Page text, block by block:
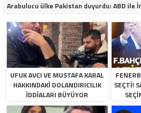
Arabulucu ülke Pakistan duyurdu: ABD ile
UFUK AVCI VE MUSTAFA KARAL
HAKKINDAKI DOLANDIRICILIK
İDDIALARI BÜYÜYOR
SEÇTI!